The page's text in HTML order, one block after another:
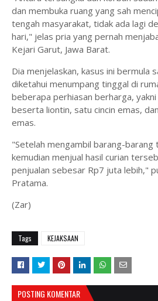
dan membuka ruang yang sah
tengah masyarakat, tidak ada lagi
hari," jelas pria yang pernah
Kejari Garut, Jawa Barat.
Dia menjelaskan, kasus ini bermula
diketahui menumpang tinggal di
beberapa perhiasan berharga,
beserta liontin, satu cincin emas,
emas.
"Setelah mengambil barang-
kemudian menjual hasil curian
penjualan sebesar Rp7 juta lebih,"
Pratama.
(Zar)
Tags KEJAKSAAN
POSTING KOMENTAR